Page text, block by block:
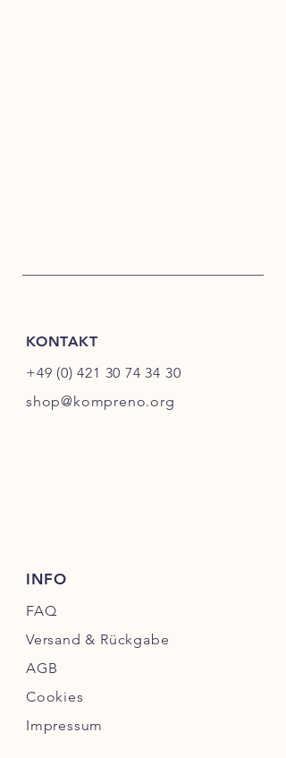
KONTAKT
+49 (0) 421 30 74 34 30
shop@kompreno.org
INFO
FAQ
Versand & Rückgabe
AGB
Cookies
Impressum